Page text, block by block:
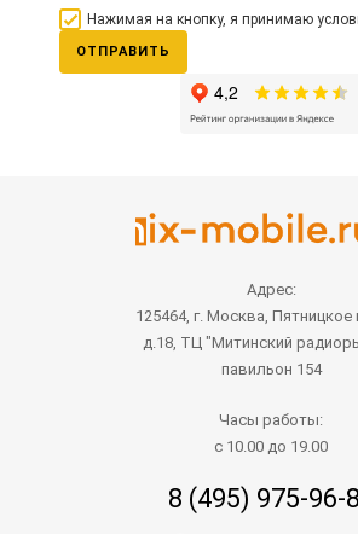
Нажимая на кнопку, я принимаю
ОТПРАВИТЬ
Адрес:
125464, г. Москва, Пятницкое
д.18, ТЦ "Митинский
павильон 154
Часы работы:
с 10.00 до 19.00
8 (495) 975-96-